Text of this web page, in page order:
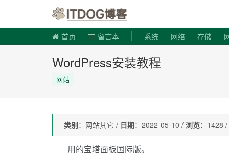
首页 留言本 系统 网络 存储
WordPress安装教程
网站
类别：网站其它 / 日期：2022-05-10 / 浏览：1428 /
用的宝塔面板国际版。